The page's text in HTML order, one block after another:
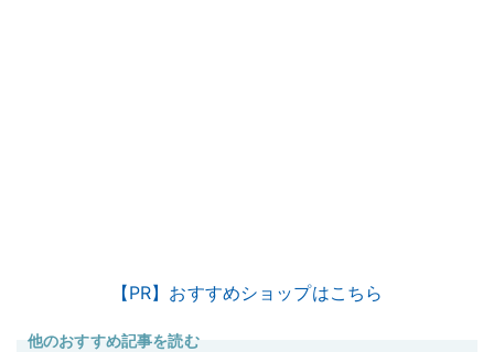
【PR】おすすめショップはこちら
他のおすすめ記事を読む